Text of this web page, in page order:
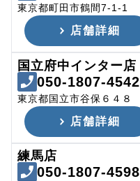
東京都町田市鶴間7-1-1
店舗詳細
国立府中インター店
050-1807-4542
東京都国立市谷保６４８
店舗詳細
練馬店
050-1807-4598